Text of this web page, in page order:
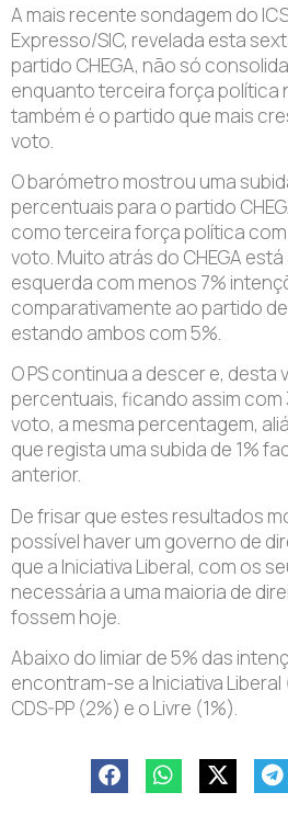
A mais recente sondagem do
Expresso/SIC, revelada esta
partido CHEGA, não só
enquanto terceira força política
também é o partido que mais
voto.
O barómetro mostrou uma
percentuais para o partido
como terceira força política
voto. Muito atrás do CHEGA está
esquerda com menos 7%
comparativamente ao partido
estando ambos com 5%.
O PS continua a descer e, desta
percentuais, ficando assim com
voto, a mesma percentagem,
que regista uma subida de 1%
anterior.
De frisar que estes resultados
possível haver um governo de
que a Iniciativa Liberal, com os
necessária a uma maioria de
fossem hoje.
Abaixo do limiar de 5% das
encontram-se a Iniciativa Liberal
CDS-PP (2%) e o Livre (1%).